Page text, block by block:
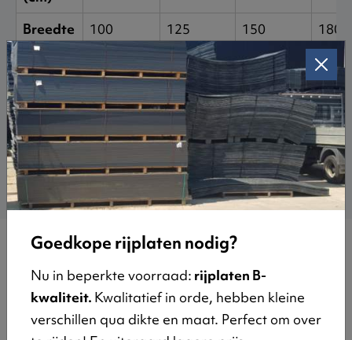
Breedte
(cm)
100 125 150 180
Dikte
(cm)
1 1 1 1.5
Gewicht
(kg)
400 500 600 1250
Prijs stalen rijplaten (verhuur en
verkoop)
Goedkope rijplaten nodig?
Nu in beperkte voorraad: rijplaten B-
kwaliteit. Kwalitatief in orde, hebben kleine
verschillen qua dikte en maat. Perfect om over